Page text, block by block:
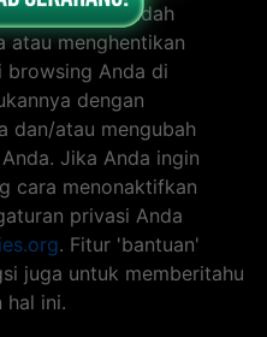
yang sudah
atau menghentikan
browsing Anda di
dengan
dan/atau mengubah
Jika Anda ingin
cara menonaktifkan
privasi Anda
. Fitur 'bantuan'
juga untuk memberitahu
hal ini.